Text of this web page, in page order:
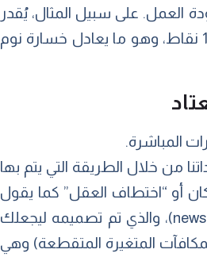
العمل. على سبيل المثال، يُقدر
تدفق رسائل البريد الإلكتروني والمكالمات الهاتفية بخفض معدل الذكاء لدى العمال بمقدار 10 نقاط، وهو ما يعادل خسارة نوم
المباشرة.
من خلال الطريقة التي يتم بها
أو “اختطاف العقل” كما يقول
تريستان هاريس. يقدم هاريس أمثلة مثل التمرير الذي لا نهاية له لصفحة آخر الأخبار (newsfeed)، والذي تم تصميمه ليجعلك
المتغيرة المتقطعة) وهي